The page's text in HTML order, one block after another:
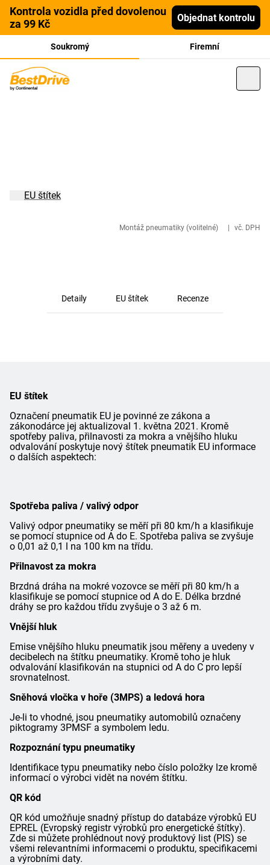
Kontrola vozidla před dovolenou
za 99 Kč
Objednat kontrolu
Soukromý Firemní
Montáž pneumatiky (volitelné) vč. DPH
EU štítek
Detaily EU štítek Recenze
EU štítek
Označení pneumatik EU je povinné ze zákona a
zákonodárce jej aktualizoval 1. května 2021. Kromě
spotřeby paliva, přilnavosti za mokra a vnějšího hluku
odvalování poskytuje nový štítek pneumatik EU informace
o dalších aspektech:
Spotřeba paliva / valivý odpor
Valivý odpor pneumatiky se měří při 80 km/h a klasifikuje
se pomocí stupnice od A do E. Spotřeba paliva se zvyšuje
o 0,01 až 0,1 l na 100 km na třídu.
Přilnavost za mokra
Brzdná dráha na mokré vozovce se měří při 80 km/h a
klasifikuje se pomocí stupnice od A do E. Délka brzdné
dráhy se pro každou třídu zvyšuje o 3 až 6 m.
Vnější hluk
Emise vnějšího hluku pneumatik jsou měřeny a uvedeny v
decibelech na štítku pneumatiky. Kromě toho je hluk
odvalování klasifikován na stupnici od A do C pro lepší
srovnatelnost.
Sněhová vločka v hoře (3MPS) a ledová hora
Je-li to vhodné, jsou pneumatiky automobilů označeny
piktogramy 3PMSF a symbolem ledu.
Rozpoznání typu pneumatiky
Identifikace typu pneumatiky nebo číslo položky lze kromě
informací o výrobci vidět na novém štítku.
QR kód
QR kód umožňuje snadný přístup do databáze výrobků EU
EPREL (Evropský registr výrobků pro energetické štítky).
Zde si můžete prohlédnout nový produktový list (PIS) se
všemi relevantními informacemi o produktu, specifikacemi
a výrobními daty.